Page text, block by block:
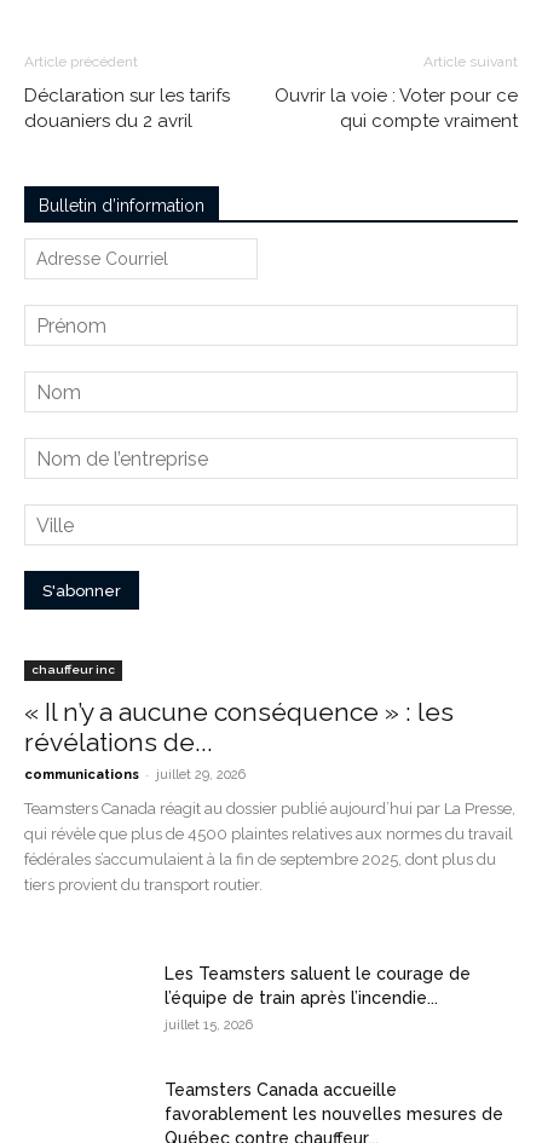
Article précédent
Déclaration sur les tarifs
douaniers du 2 avril
Article suivant
Ouvrir la voie : Voter pour ce
qui compte vraiment
Bulletin d’information
chauffeur inc
« Il n’y a aucune conséquence » : les
révélations de...
communications - juillet 29, 2026
Teamsters Canada réagit au dossier publié aujourd’hui par La Presse,
qui révèle que plus de 4500 plaintes relatives aux normes du travail
fédérales s’accumulaient à la fin de septembre 2025, dont plus du
tiers provient du transport routier.
Les Teamsters saluent le courage de
l’équipe de train après l’incendie...
juillet 15, 2026
Teamsters Canada accueille
favorablement les nouvelles mesures de
Québec contre chauffeur...